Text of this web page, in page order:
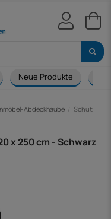
Neue Produkte
Abdeckhaube
x 250 cm - Schwarz